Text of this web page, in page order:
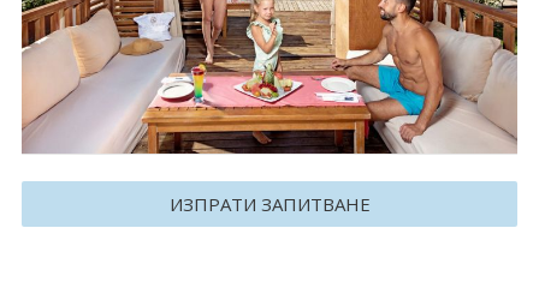
Круизи
Уикенд програми
ДЕСТИНАЦИИ
ИЗПРАТИ ЗАПИТВАНЕ